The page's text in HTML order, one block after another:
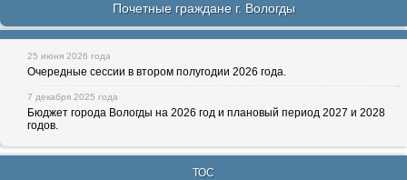
Почетные граждане г. Вологды
25 июня 2026 года
Очередные сессии в втором полугодии 2026 года.
7 декабря 2025 года
Бюджет города Вологды на 2026 год и плановый период 2027 и 2028
годов.
ТОС